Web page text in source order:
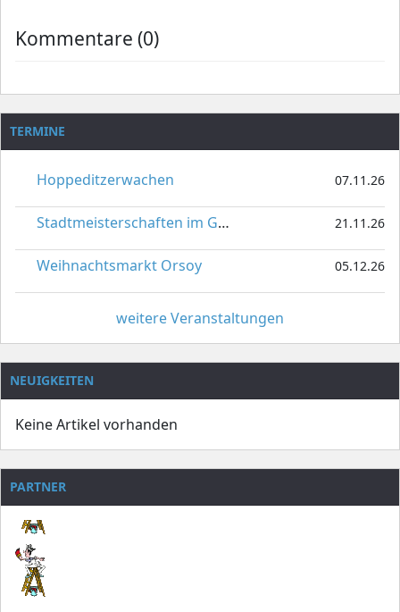
Kommentare (0)
TERMINE
Hoppeditzerwachen 07.11.26
Stadtmeisterschaften im Gardetanz 21.11.26
Weihnachtsmarkt Orsoy 05.12.26
weitere Veranstaltungen
NEUIGKEITEN
Keine Artikel vorhanden
PARTNER